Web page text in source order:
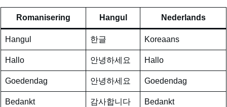
Romanisering Hangul Nederlands
Hangul 한글 Koreaans
Hallo 안녕하세요 Hallo
Goedendag 안녕하세요 Goedendag
Bedankt 감사합니다 Bedankt